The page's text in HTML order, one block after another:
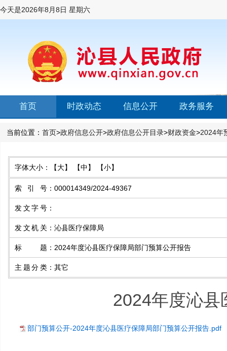
今天是2026年8月8日 星期六
首页 时政动态 信息公开 政务服务
当前位置： 首页>政府信息公开>政府信息公开目录>财政资金>2024年
字体大小： 【大】 【中】 【小】
索引号 ： 000014349/2024-49367
发文字号 ：
发文机关 ： 沁县医疗保障局
标题 ： 2024年度沁县医疗保障局部门预算公开报告
主题分类 ： 其它
2024年度沁县
部门预算公开-2024年度沁县医疗保障局部门预算公开报告.pdf